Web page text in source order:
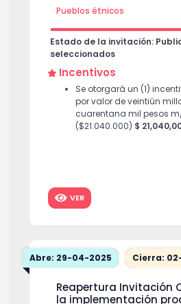
Pueblos étnicos
Estado de la invitación:
seleccionados
Incentivos
Se otorgará un (1)
por valor de veintiún
cuarentana mil pesos
($21.040.000) $
VER
Abre: 29-04-2025 Cierra:
Reapertura Invitación
la implementación